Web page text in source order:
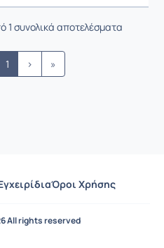
1 συνολικά αποτελέσματα
1 › »
Όροι Χρήσης
All rights reserved